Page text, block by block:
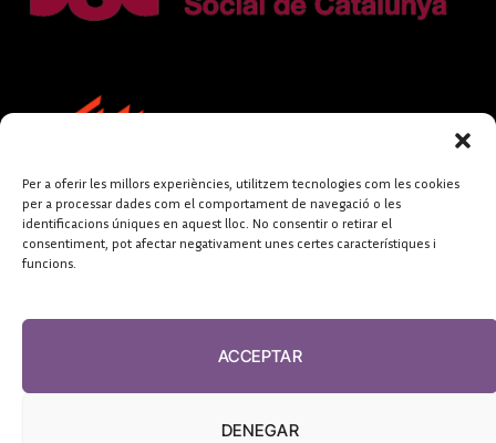
Per a oferir les millors experiències, utilitzem tecnologies com les cookies
per a processar dades com el comportament de navegació o les
identificacions úniques en aquest lloc. No consentir o retirar el
consentiment, pot afectar negativament unes certes característiques i
funcions.
ACCEPTAR
DENEGAR
FUNDACIÓ